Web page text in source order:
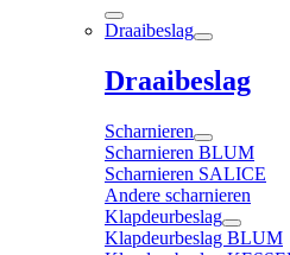
Draaibeslag
Draaibeslag
Scharnieren
Scharnieren BLUM
Scharnieren SALICE
Andere scharnieren
Klapdeurbeslag
Klapdeurbeslag BLUM